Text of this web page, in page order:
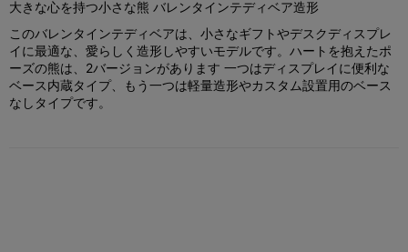
大きな心を持つ小さな熊 バレンタインテディベア造形
このバレンタインテディベアは、小さなギフトやデスクディスプレ
イに最適な、愛らしく造形しやすいモデルです。ハートを抱えたポ
ーズの熊は、2バージョンがあります 一つはディスプレイに便利な
ベース内蔵タイプ、もう一つは軽量造形やカスタム設置用のベース
なしタイプです。